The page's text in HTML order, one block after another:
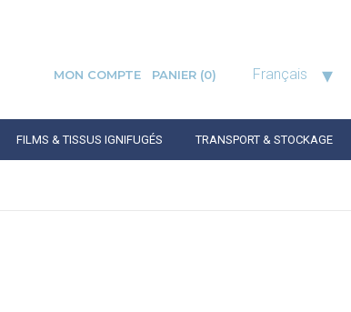
MON COMPTE PANIER (0) Français ▾
FILMS & TISSUS IGNIFUGÉS TRANSPORT & STOCKAGE